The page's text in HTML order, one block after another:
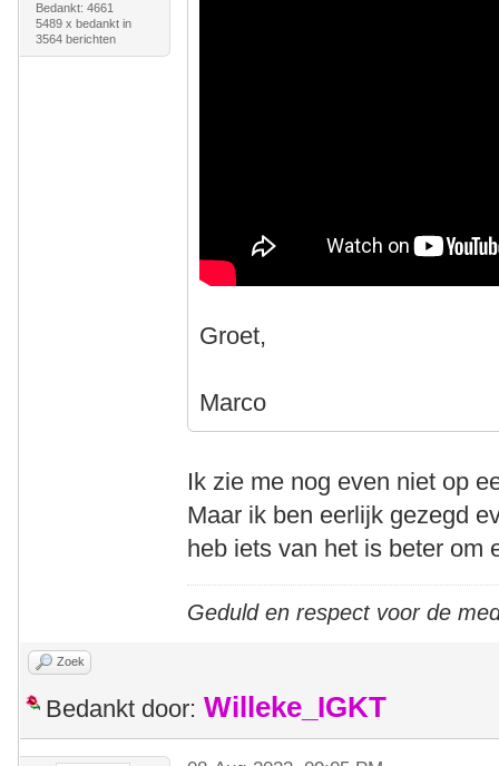
Bedankt: 4661
5489 x bedankt in
3564 berichten
Groet,
Marco
Ik zie me nog even niet op
Maar ik ben eerlijk gezegd
heb iets van het is beter om
Geduld en respect voor de
Zoek
Bedankt door: Willeke_IGKT